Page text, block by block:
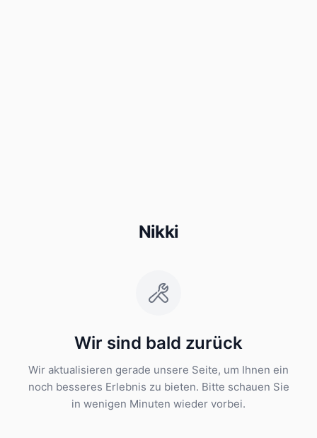
Nikki
Wir sind bald zurück
Wir aktualisieren gerade unsere Seite, um Ihnen ein
noch besseres Erlebnis zu bieten. Bitte schauen Sie
in wenigen Minuten wieder vorbei.